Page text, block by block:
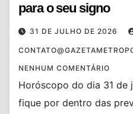
para o seu signo
31 DE JULHO DE 2026
NENHUM COMENTÁRIO
Horóscopo do dia 31 de
fique por dentro das